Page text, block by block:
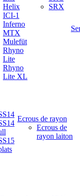
Helix
ICI-1
Inferno
MTX
Mulefüt
Rhyno
Lite
Rhyno
Lite XL
SRX
Ecrous de rayon
Ecrous de
rayon laiton